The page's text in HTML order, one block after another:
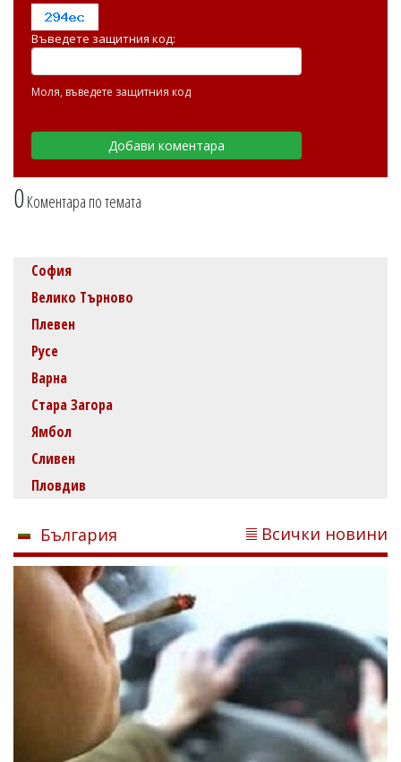
0Коментара по темата
Въведете защитния код:
Моля, въведете защитния код
София
Велико Търново
Плевен
Русе
Варна
Стара Загора
Ямбол
Сливен
Пловдив
България Всички новини